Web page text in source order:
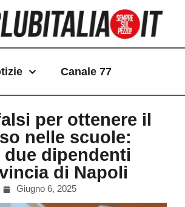
Canale 77
per ottenere il
nelle scuole:
due dipendenti
di Napoli
Giugno 6, 2025